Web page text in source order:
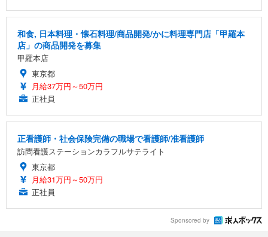
和食, 日本料理・懐石料理/商品開発/かに料理専門店「甲羅本
店」の商品開発を募集
甲羅本店
東京都
月給37万円～50万円
正社員
正看護師・社会保険完備の職場で看護師/准看護師
訪問看護ステーションカラフルサテライト
東京都
月給31万円～50万円
正社員
Sponsored by